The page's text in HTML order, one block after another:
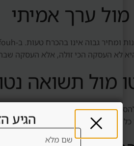
ערך אמיתי
לא העסקה הכי זולה, אלא העסקה
מול תשואה
על תשואה ברוטו. תשואה נטו
כל אלה אפשר להבין אם העסקה
הגיע